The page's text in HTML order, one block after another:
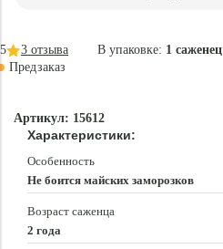
В упаковке: 1 саженец
5 3 отзыва
Предзаказ
Артикул: 15612
Характеристики:
Особенность
Не боится майских заморозков
Возраст саженца
2 года